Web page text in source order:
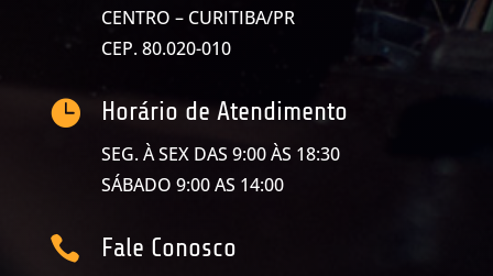
CENTRO – CURITIBA/PR
CEP. 80.020-010
 Horário de Atendimento
SEG. À SEX DAS 9:00 ÀS 18:30
SÁBADO 9:00 AS 14:00
 Fale Conosco